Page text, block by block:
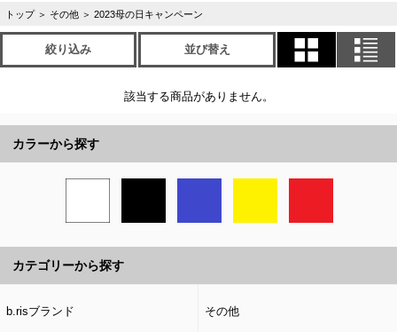
トップ ＞ その他 ＞ 2023母の日キャンペーン
絞り込み 並び替え
該当する商品がありません。
カラーから探す
カテゴリーから探す
b.risブランド その他